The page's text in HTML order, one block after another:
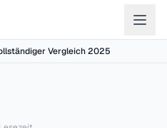
Vergleich 2025